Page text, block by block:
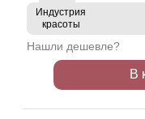
Индустрия
красоты
Нашли дешевле?
В